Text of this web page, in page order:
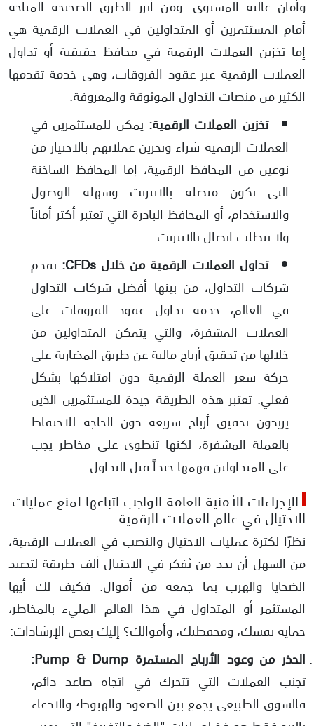
وأمان عالية المستوى. ومن أبرز الطرق الصحيحة المتاحة
أمام المستثمرين أو المتداولين في العملات الرقمية هي
إما تخزين العملات الرقمية في محافظ حقيقية أو تداول
العملات الرقمية عبر عقود الفروقات، وهي خدمة تقدمها
الكثير من منصات التداول الموثوقة والمعروفة.
تخزين العملات الرقمية: يمكن للمستثمرين في
العملات الرقمية شراء وتخزين عملاتهم بالاختيار من
نوعين من المحافظ الرقمية، إما المحافظ الساخنة
التي تكون متصلة بالانترنت وسهلة الوصول
والاستخدام، أو المحافظ البادرة التي تعتبر أكثر أماناً
ولا تتطلب اتصال بالانترنت.
تداول العملات الرقمية من خلال CFDs:
تقدم
شركات التداول، من بينها أفضل شركات التداول
في العالم، خدمة تداول عقود الفروقات على
العملات المشفرة، والتي يتمكن المتداولين من
خلالها من تحقيق أرباح مالية عن طريق المضاربة على
حركة سعر العملة الرقمية دون امتلاكها بشكل
فعلي. تعتبر هذه الطريقة جيدة للمستثمرين الذين
يريدون تحقيق أرباح سريعة دون الحاجة للاحتفاظ
بالعملة المشفرة، لكنها تنطوي على مخاطر يجب
على المتداولين فهمها جيداً قبل التداول.
الإجراءات الأمنية العامة الواجب اتباعها لمنع عمليات
الاحتيال في عالم العملات الرقمية
نظرًا لكثرة عمليات الاحتيال والنصب في العملات الرقمية،
من السهل أن يجد من يُفكر في الاحتيال ألف طريقة لتصيد
الضحايا والهرب بما جمعه من أموال. فكيف لك أيها
المستثمر أو المتداول في هذا العالم المليء بالمخاطر،
حماية نفسك، ومحفظتك، وأموالك؟ إليك بعض الإرشادات:
الحذر من وعود الأرباح المستمرة Pump & Dump:
تجنب العملات التي تتحرك في اتجاه صاعد دائم،
فالسوق الطبيعي يجمع بين الصعود والهبوط؛ والادعاء